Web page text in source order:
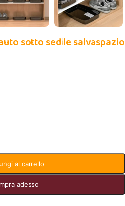
sotto sedile salvaspazio
al carrello
adesso